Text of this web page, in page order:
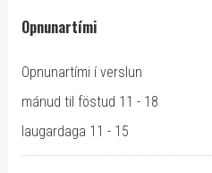
Opnunartími
Opnunartími í verslun
mánud til föstud 11 - 18
laugardaga 11 - 15